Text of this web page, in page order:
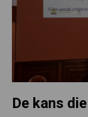
De kans